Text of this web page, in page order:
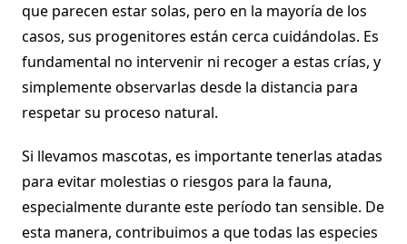
que parecen estar solas, pero en la mayoría de los
casos, sus progenitores están cerca cuidándolas. Es
fundamental no intervenir ni recoger a estas crías, y
simplemente observarlas desde la distancia para
respetar su proceso natural.
Si llevamos mascotas, es importante tenerlas atadas
para evitar molestias o riesgos para la fauna,
especialmente durante este período tan sensible. De
esta manera, contribuimos a que todas las especies